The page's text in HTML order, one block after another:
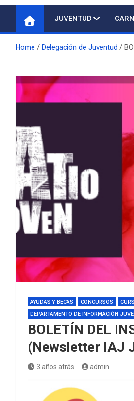
JUVENTUD
Home Delegación de Juventud
AYUDAS Y BECAS CONCURSOS
DEPARTAMENTO DE INFORMACIÓN
BOLETÍN DEL
(Newsletter IAJ
3 años atrás admin